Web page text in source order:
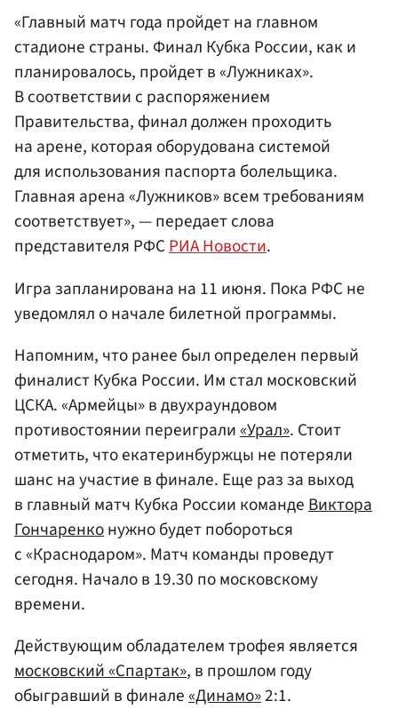
«Главный матч года пройдет на главном
стадионе страны. Финал Кубка России, как и
планировалось, пройдет в «Лужниках».
В соответствии с распоряжением
Правительства, финал должен проходить
на арене, которая оборудована системой
для использования паспорта болельщика.
Главная арена «Лужников» всем требованиям
соответствует», — передает слова
представителя РФСРИА Новости.
Игра запланирована на 11 июня. Пока РФС не
уведомлял о начале билетной программы.
Напомним, что ранее был определен первый
финалист Кубка России. Им стал московский
ЦСКА. «Армейцы» в двухраундовом
противостоянии переиграли«Урал». Стоит
отметить, что екатеринбуржцы не потеряли
шанс на участие в финале. Еще раз за выход
в главный матч Кубка России командеВиктора
Гончаренконужно будет побороться
с «Краснодаром». Матч команды проведут
сегодня. Начало в 19.30 по московскому
времени.
Действующим обладателем трофея является
московский «Спартак», в прошлом году
обыгравший в финале«Динамо»2:1.